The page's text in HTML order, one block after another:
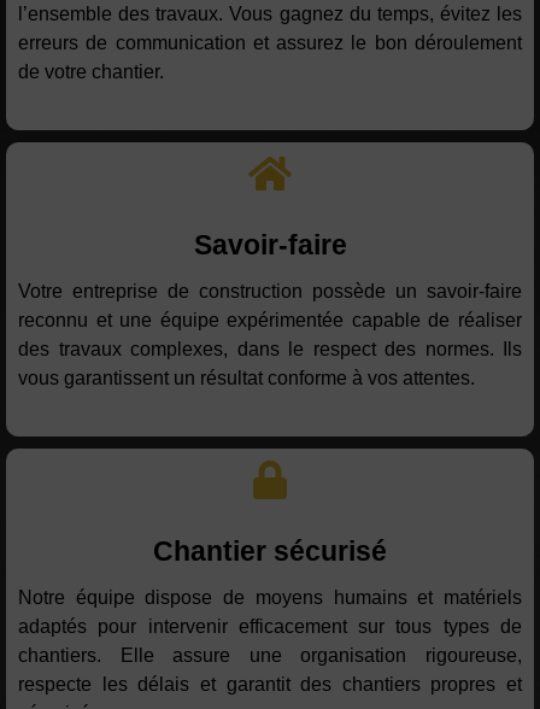
l’ensemble des travaux. Vous gagnez du temps, évitez les
erreurs de communication et assurez le bon déroulement
de votre chantier.
Savoir-faire
Votre entreprise de construction possède un savoir-faire
reconnu et une équipe expérimentée capable de réaliser
des travaux complexes, dans le respect des normes. Ils
vous garantissent un résultat conforme à vos attentes.
Chantier sécurisé
Notre équipe dispose de moyens humains et matériels
adaptés pour intervenir efficacement sur tous types de
chantiers. Elle assure une organisation rigoureuse,
respecte les délais et garantit des chantiers propres et